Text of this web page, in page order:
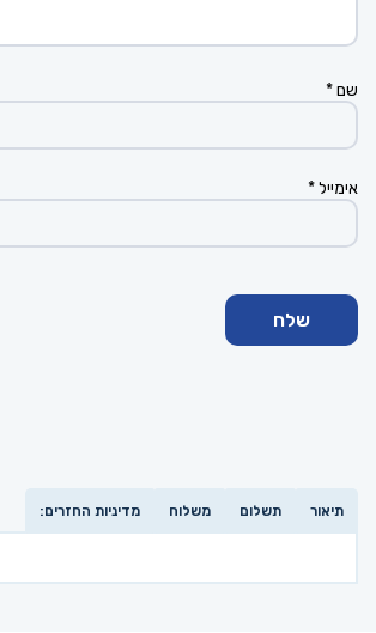
שם*
אימייל*
תיאור תשלום משלוח מדיניות החזרים: